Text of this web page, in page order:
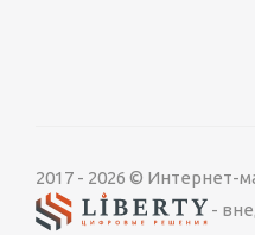
2017 - 2026 © Интернет-
-